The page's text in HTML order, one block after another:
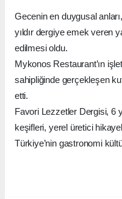
Gecenin en duygusal
yıldır dergiye emek veren
edilmesi oldu.
Mykonos Restaurant’ın
sahipliğinde gerçekleşen
etti.
Favori Lezzetler Dergisi, 6
keşifleri, yerel üretici
Türkiye’nin gastronomi